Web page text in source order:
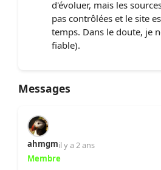
d'évoluer, mais les
pas contrôlées et le site
temps. Dans le doute, je
fiable).
Messages
ahmgmil y a 2 ans
Membre